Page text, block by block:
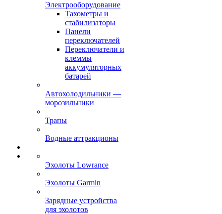
Электрооборудование
Тахометры и
стабилизаторы
Панели
переключателей
Переключатели и
клеммы
аккумуляторных
батарей
Автохолодильники —
морозильники
Трапы
Водные аттракционы
Эхолоты Lowrance
Эхолоты Garmin
Зарядные устройства
для эхолотов